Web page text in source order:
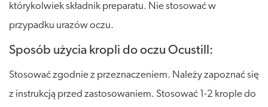
którykolwiek składnik preparatu. Nie stosować w
przypadku urazów oczu.
Sposób użycia kropli do oczu Ocustill:
Stosować zgodnie z przeznaczeniem. Należy zapoznać się
z instrukcją przed zastosowaniem. Stosować 1-2 krople do